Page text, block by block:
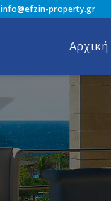
info@efzin-property.gr
Αρχική